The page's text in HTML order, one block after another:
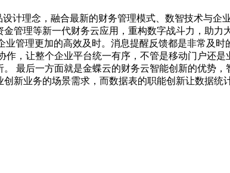
计理念，融合最新的财务管理模式、数智技术与企
管理等新一代财务云应用，重构数字战斗力，助
管理更加的高效及时。消息提醒反馈都是非常及
，让整个企业平台统一有序，不管是移动门户还
最后一方面就是金蝶云的财务云智能创新的优势
新业务的场景需求，而数据表的职能创新让数据